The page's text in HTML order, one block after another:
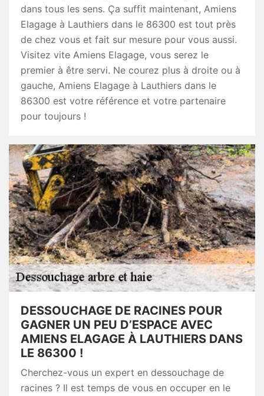
dans tous les sens. Ça suffit maintenant, Amiens
Elagage à Lauthiers dans le 86300 est tout près
de chez vous et fait sur mesure pour vous aussi.
Visitez vite Amiens Elagage, vous serez le
premier à être servi. Ne courez plus à droite ou à
gauche, Amiens Elagage à Lauthiers dans le
86300 est votre référence et votre partenaire
pour toujours !
DESSOUCHAGE DE RACINES POUR
GAGNER UN PEU D’ESPACE AVEC
AMIENS ELAGAGE À LAUTHIERS DANS
LE 86300 !
Cherchez-vous un expert en dessouchage de
racines ? Il est temps de vous en occuper en le